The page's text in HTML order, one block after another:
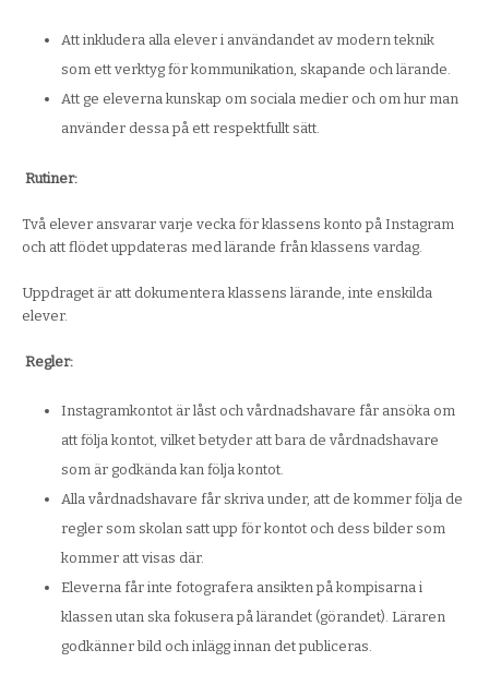
Att inkludera alla elever i användandet av modern teknik
som ett verktyg för kommunikation, skapande och lärande.
Att ge eleverna kunskap om sociala medier och om hur man
använder dessa på ett respektfullt sätt.
Rutiner:
Två elever ansvarar varje vecka för klassens konto på Instagram
och att flödet uppdateras med lärande från klassens vardag.
Uppdraget är att dokumentera klassens lärande, inte enskilda
elever.
Regler:
Instagramkontot är låst och vårdnadshavare får ansöka om
att följa kontot, vilket betyder att bara de vårdnadshavare
som är godkända kan följa kontot.
Alla vårdnadshavare får skriva under, att de kommer följa de
regler som skolan satt upp för kontot och dess bilder som
kommer att visas där.
Eleverna får inte fotografera ansikten på kompisarna i
klassen utan ska fokusera på lärandet (görandet). Läraren
godkänner bild och inlägg innan det publiceras.